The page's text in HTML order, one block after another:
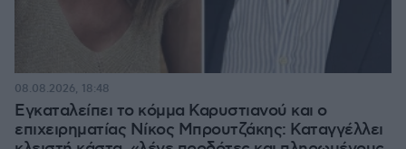
Εγκαταλείπει το κόμμα Καρυστιανού και ο
επιχειρηματίας Νίκος Μπρουτζάκης: Καταγγέλλει
08.08.2026, 18:48